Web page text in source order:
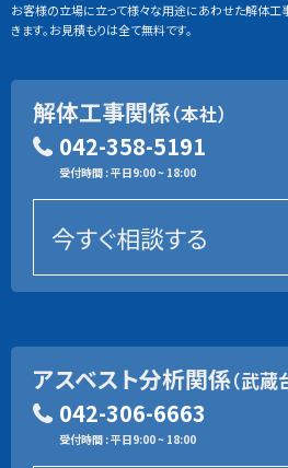
お客様の立場に立って様々な用途にあわせた解体工
きます。お見積もりは全て無料です。
解体工事関係（本社）
042-358-5191
受付時間 : 平日9:00 ~ 18:00
今すぐ相談する
アスベスト分析関係（武蔵
042-306-6663
受付時間 : 平日9:00 ~ 18:00